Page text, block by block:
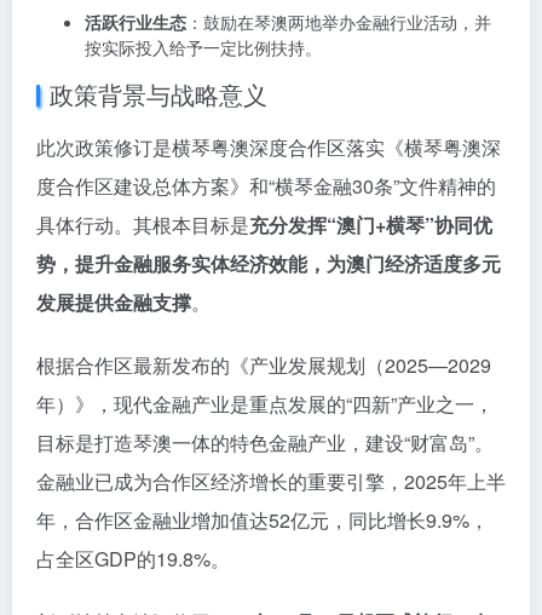
活跃行业生态 ：鼓励在琴澳两地举办金融行业活动，并
按实际投入给予一定比例扶持。
政策背景与战略意义
此次政策修订是横琴粤澳深度合作区落实《横琴粤澳深
度合作区建设总体方案》和“横琴金融30条”文件精神的
具体行动。其根本目标是充分发挥“澳门+横琴”协同优
势，提升金融服务实体经济效能，为澳门经济适度多元
发展提供金融支撑。
根据合作区最新发布的《产业发展规划（2025—2029
年）》，现代金融产业是重点发展的“四新”产业之一，
目标是打造琴澳一体的特色金融产业，建设“财富岛”。
金融业已成为合作区经济增长的重要引擎，2025年上半
年，合作区金融业增加值达52亿元，同比增长9.9%，
占全区GDP的19.8%。